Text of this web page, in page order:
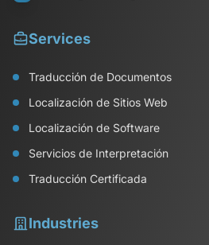
Services
Traducción de Documentos
Localización de Sitios Web
Localización de Software
Servicios de Interpretación
Traducción Certificada
Industries